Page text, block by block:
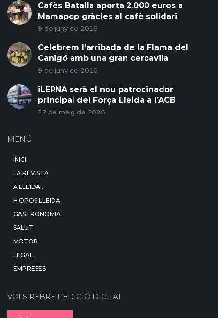
Cafès Batalla aporta 2.000 euros a
Mamapop gràcies al cafè solidari
9 de juny de 2026
Celebrem l’arribada de la Flama del
Canigó amb una gran cercavila
9 de juny de 2026
iLERNA serà el nou patrocinador
principal del Força Lleida a l’ACB
27 de maig de 2026
MENÚ
INICI
LA REVISTA
A LLEIDA…
HIOPOS LLEIDA
GASTRONOMIA
SALUT
MOTOR
LEGAL
EMPRESES
VOLS REBRE L’EDICIÓ DIGITAL